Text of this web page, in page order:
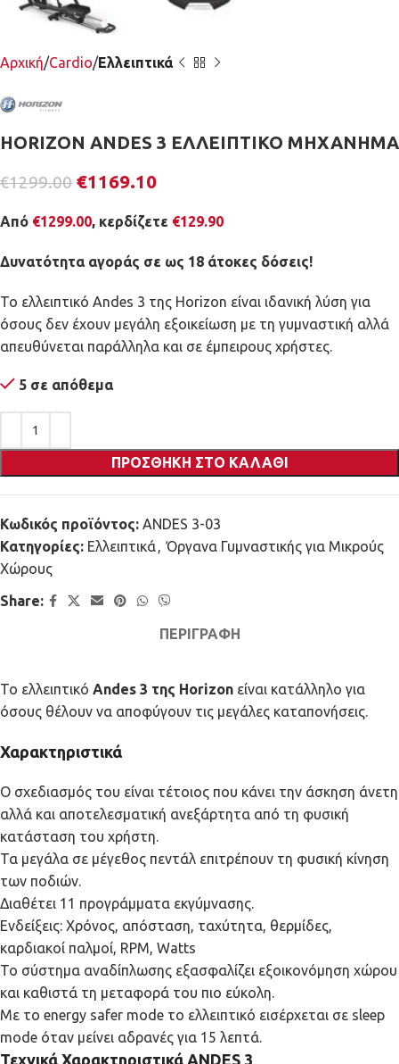
Αρχική Cardio Ελλειπτικά
HORIZON ANDES 3 ΕΛΛΕΙΠΤΙΚΟ ΜΗΧΑΝΗΜΑ
€1299.00 €1169.10
Από €1299.00, κερδίζετε €129.90
Δυνατότητα αγοράς σε ως 18 άτοκες δόσεις!
Το ελλειπτικό Andes 3 της Horizon είναι ιδανική λύση για
όσους δεν έχουν μεγάλη εξοικείωση με τη γυμναστική αλλά
απευθύνεται παράλληλα και σε έμπειρους χρήστες.
5 σε απόθεμα
ΠΡΟΣΘΉΚΗ ΣΤΟ ΚΑΛΆΘΙ
Κωδικός προϊόντος: ANDES 3-03
Κατηγορίες: Ελλειπτικά, Όργανα Γυμναστικής για Μικρούς
Χώρους
Share:
ΠΕΡΙΓΡΑΦΉ
Το ελλειπτικό Andes 3 της Horizon είναι κατάλληλο για
όσους θέλουν να αποφύγουν τις μεγάλες καταπονήσεις.
Χαρακτηριστικά
Ο σχεδιασμός του είναι τέτοιος που κάνει την άσκηση άνετη
αλλά και αποτελεσματική ανεξάρτητα από τη φυσική
κατάσταση του χρήστη.
Τα μεγάλα σε μέγεθος πεντάλ επιτρέπουν τη φυσική κίνηση
των ποδιών.
Διαθέτει 11 προγράμματα εκγύμνασης.
Ενδείξεις: Χρόνος, απόσταση, ταχύτητα, θερμίδες,
καρδιακοί παλμοί, RPM, Watts
Το σύστημα αναδίπλωσης εξασφαλίζει εξοικονόμηση χώρου
και καθιστά τη μεταφορά του πιο εύκολη.
Με το energy safer mode το ελλειπτικό εισέρχεται σε sleep
mode όταν μείνει αδρανές για 15 λεπτά.
Τεχνικά Χαρακτηριστικά ANDES 3